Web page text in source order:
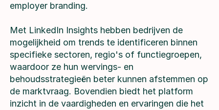
employer branding.
Met LinkedIn Insights hebben bedrijven de
mogelijkheid om trends te identificeren binnen
specifieke sectoren, regio's of functiegroepen,
waardoor ze hun wervings- en
behoudsstrategieën beter kunnen afstemmen op
de marktvraag. Bovendien biedt het platform
inzicht in de vaardigheden en ervaringen die het